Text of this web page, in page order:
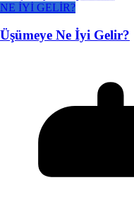
NE İYİ GELİR?
Üşümeye Ne İyi Gelir?